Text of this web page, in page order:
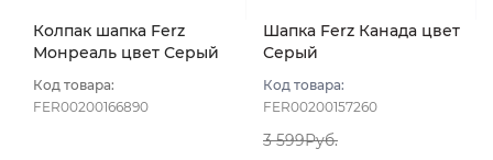
Колпак шапка Ferz
Монреаль цвет Серый
Код товара:
FER00200166890
Шапка Ferz Канада цвет
Серый
Код товара:
FER00200157260
3 599Руб.